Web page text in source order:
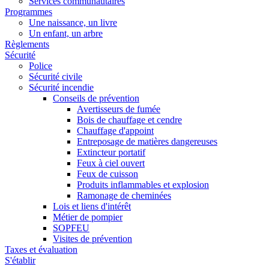
Programmes
Une naissance, un livre
Un enfant, un arbre
Règlements
Sécurité
Police
Sécurité civile
Sécurité incendie
Conseils de prévention
Avertisseurs de fumée
Bois de chauffage et cendre
Chauffage d'appoint
Entreposage de matières dangereuses
Extincteur portatif
Feux à ciel ouvert
Feux de cuisson
Produits inflammables et explosion
Ramonage de cheminées
Lois et liens d'intérêt
Métier de pompier
SOPFEU
Visites de prévention
Taxes et évaluation
S'établir